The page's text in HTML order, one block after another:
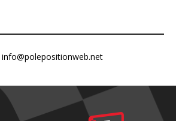
info@polepositionweb.net